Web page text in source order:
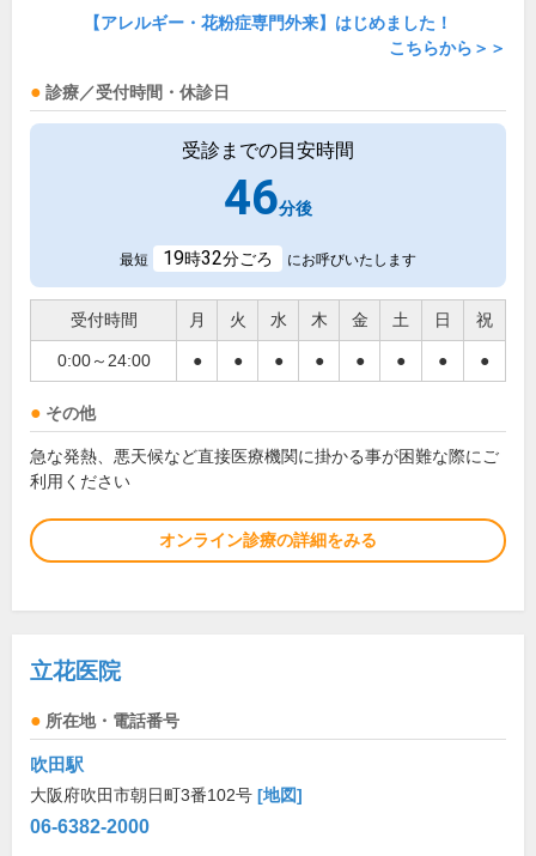
【アレルギー・花粉症専門外来】はじめました！
こちらから＞＞
診療／受付時間・休診日
受診までの目安時間
46分後
最短 19時32分ごろ にお呼びいたします
受付時間 月 火 水 木 金 土 日 祝
0:00～24:00 ● ● ● ● ● ● ● ●
その他
急な発熱、悪天候など直接医療機関に掛かる事が困難な際にご
利用ください
オンライン診療の詳細をみる
立花医院
所在地・電話番号
吹田駅
大阪府吹田市朝日町3番102号 [地図]
06-6382-2000